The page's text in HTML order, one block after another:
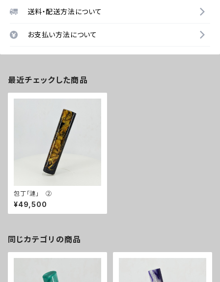
送料・配送方法について
お支払い方法について
最近チェックした商品
包丁「漣」 ②
¥49,500
同じカテゴリの商品